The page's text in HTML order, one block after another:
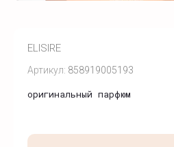
Артикул: 858919005193
ELISIRE
оригинальный парфюм